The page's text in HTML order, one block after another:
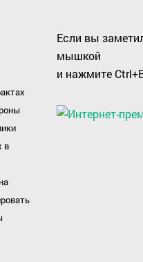
в
Если вы
мышкой
и нажмите